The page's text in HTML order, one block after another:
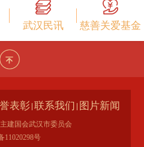
武汉民讯 慈善关爱基金
表彰 联系我们 图片新闻
建国会武汉市委员会
11020298号